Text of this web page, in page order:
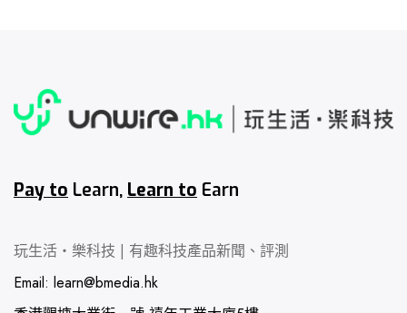
Pay to Learn, Learn to Earn
玩生活‧樂科技 | 有趣科技產品新聞、評測
Email: learn@bmedia.hk